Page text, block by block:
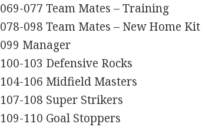
069-077 Team Mates – Training
078-098 Team Mates – New Home Kit
099 Manager
100-103 Defensive Rocks
104-106 Midfield Masters
107-108 Super Strikers
109-110 Goal Stoppers